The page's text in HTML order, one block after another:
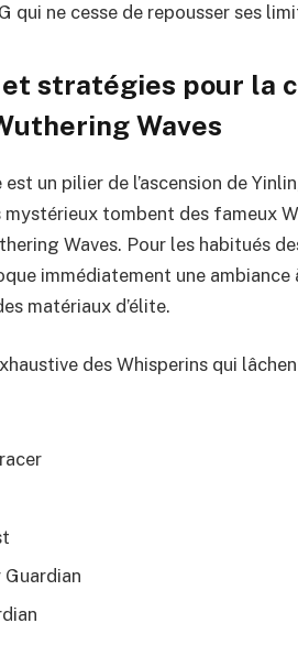
qui ne cesse de repousser ses
stratégies pour la
Waves
un pilier de l’ascension de
tombent des fameux
Waves. Pour les habitués
immédiatement une
matériaux d’élite.
des Whisperins qui